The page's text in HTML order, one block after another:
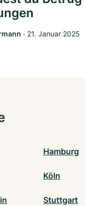
‧ 21. Januar 2025
Hamburg
Köln
Stuttgart